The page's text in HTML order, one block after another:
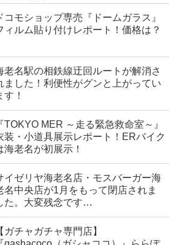
コモショップ専売『ドームガラス』
ィルム貼り付けレポート！価格は？
老名駅の相鉄線迂回ルートが解消さ
ました！利便性がグンと上がってい
す！
『TOKYO MER ～走る緊急救命室～』
装・小道具展示レポート！ERバイク
海老名が初展示！
イゼリヤ海老名店・モスバーガー海
名中央店が1月をもって閉店されま
た。大変残念です…
【ガチャガチャ専門店】